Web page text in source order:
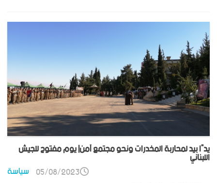
يدًا بيد لمحاربة المخدرات ونحو مجتمع آمن| يوم مفتوح للجيش
اللبناني
سياسة 05/08/2023